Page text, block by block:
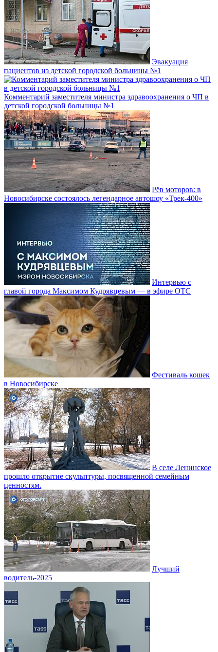
Эвакуация
пациентов из детской городской больницы №1
Комментарий заместителя министра здравоохранения о ЧП в
детской городской больницы №1
Рёв моторов: в
Новосибирске состоялось легендарное автошоу «Трек-400»
Интервью с
главой города Максимом Кудрявцевым — в эфире ОТС
Фестиваль кошек
в Новосибирске
В селе Ленинское
прошло открытие скульптуры, посвященной семейным
ценностям.
Лучший
водитель-2025